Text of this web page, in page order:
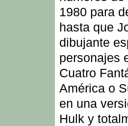
1980 para
hasta que
dibujante
personajes
Cuatro
América o
en una
Hulk y